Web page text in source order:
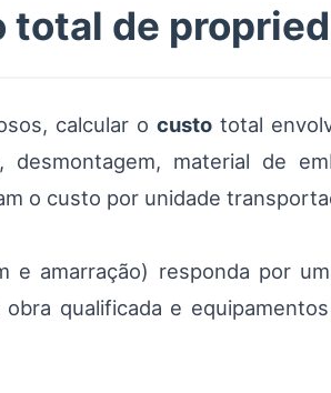
de
calcular o custo total
material de
o custo por unidade
e amarração) responda por
qualificada e